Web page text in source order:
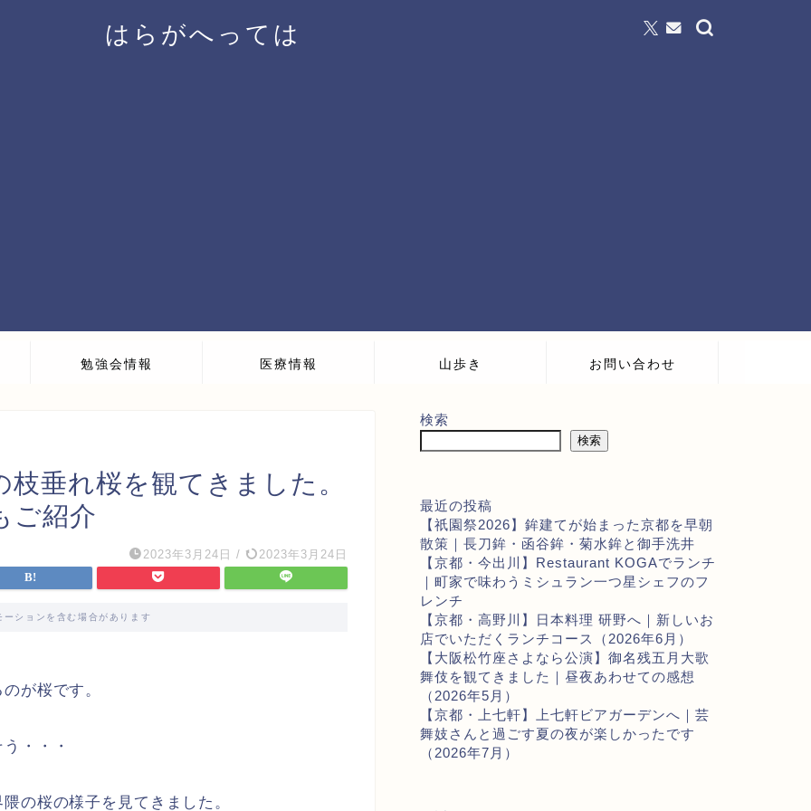
はらがへっては
勉強会情報 医療情報 山歩き お問い合わせ
垂れ桜を観てきました。
ご紹介
2023年3月24日 / 2023年3月24日
ーションを含む場合があります
が桜です。
・・・
の桜の様子を見てきました。
検索
検索
最近の投稿
【祇園祭2026】鉾建てが始まった京都を早朝
散策｜長刀鉾・函谷鉾・菊水鉾と御手洗井
【京都・今出川】Restaurant KOGAでランチ
｜町家で味わうミシュラン一つ星シェフのフ
レンチ
【京都・高野川】日本料理 研野へ｜新しいお
店でいただくランチコース（2026年6月）
【大阪松竹座さよなら公演】御名残五月大歌
舞伎を観てきました｜昼夜あわせての感想
（2026年5月）
【京都・上七軒】上七軒ビアガーデンへ｜芸
舞妓さんと過ごす夏の夜が楽しかったです
（2026年7月）